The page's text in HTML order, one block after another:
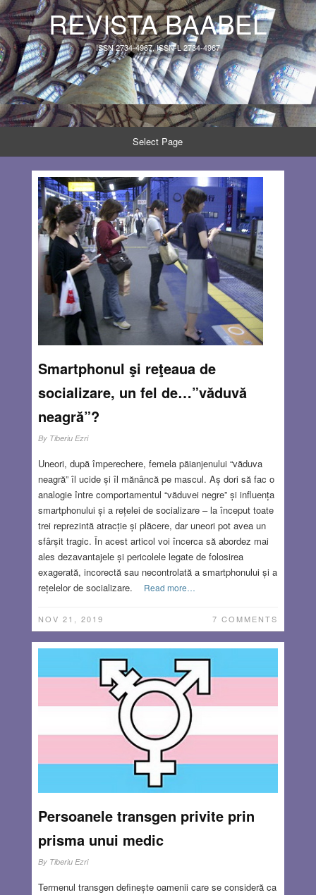
REVISTA BAABEL
ISSN 2734-4967, ISSN-L 2734-4967
Select Page
Smartphonul şi reţeaua de
socializare, un fel de…”văduvă
neagră”?
By Tiberiu Ezri
Uneori, după împerechere, femela păianjenului “văduva
neagră” îl ucide și îl mănâncă pe mascul. Aș dori să fac o
analogie între comportamentul “văduvei negre” și influența
smartphonului și a rețelei de socializare – la început toate
trei reprezintă atracție și plăcere, dar uneori pot avea un
sfârșit tragic. În acest articol voi încerca să abordez mai
ales dezavantajele și pericolele legate de folosirea
exagerată, incorectă sau necontrolată a smartphonului și a
rețelelor de socializare.
Read more…
NOV 21, 2019 7 COMMENTS
Persoanele transgen privite prin
prisma unui medic
By Tiberiu Ezri
Termenul transgen definește oamenii care se consideră ca